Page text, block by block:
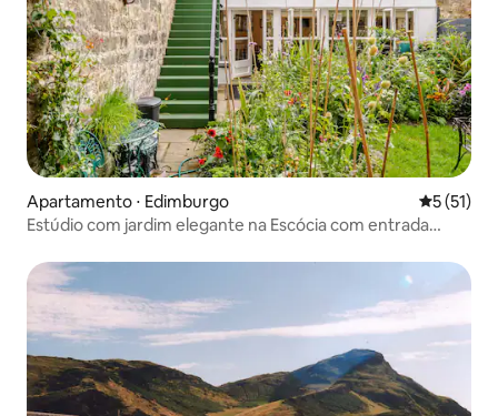
Apartamento ⋅ Edimburgo 5 de uma
5 (51)
Estúdio com jardim elegante na Escócia com entrada